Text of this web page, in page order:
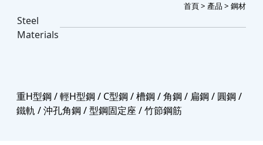
首頁> 產品 > 鋼材
Steel
Materials
重H型鋼 / 輕H型鋼 / C型鋼 / 槽鋼 / 角鋼 / 扁鋼 / 圓鋼 /
鐵軌 / 沖孔角鋼 / 型鋼固定座 / 竹節鋼筋